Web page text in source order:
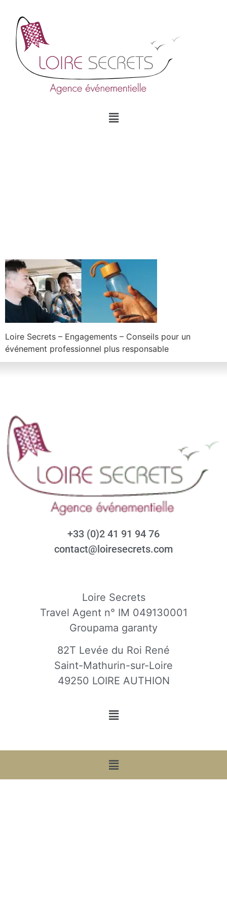
Loire Secrets – Engagements – Conseils pour un
événement professionnel plus responsable
+33 (0)2 41 91 94 76
contact@loiresecrets.com
Loire Secrets
Travel Agent n° IM 049130001
Groupama garanty
82T Levée du Roi René
Saint-Mathurin-sur-Loire
49250 LOIRE AUTHION